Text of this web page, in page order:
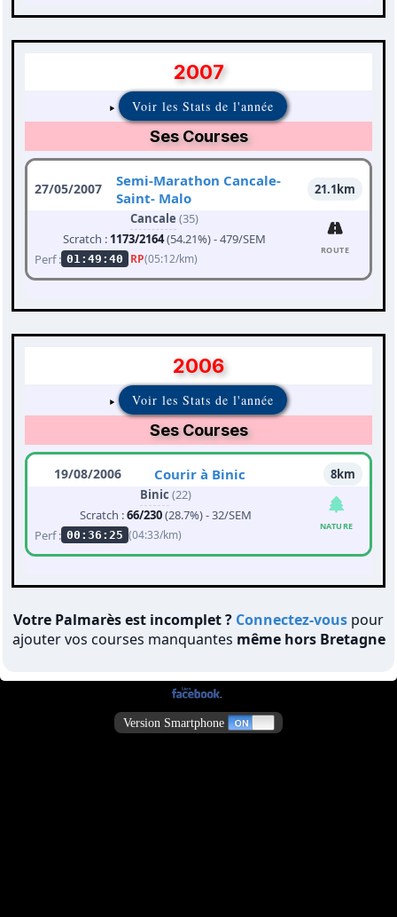
2007
Voir les Stats de l'année
Ses Courses
27/05/2007
Semi-Marathon Cancale-
Saint- Malo
21.1km
Cancale (35)
Scratch : 1173/2164(54.21%) - 479/SEM
Perf : 01:49:40 RP(05:12/km)
ROUTE
2006
Voir les Stats de l'année
Ses Courses
19/08/2006 Courir à Binic
8km
Binic (22)
Scratch :66/230(28.7%) - 32/SEM
Perf : 00:36:25 (04:33/km)
NATURE
Votre Palmarès est incomplet ? Connectez-vous pour
ajouter vos courses manquantes même hors Bretagne
Version Smartphone